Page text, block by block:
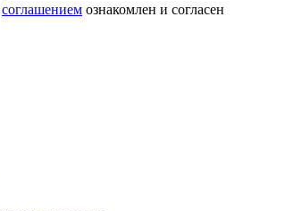
соглашением ознакомлен и согласен